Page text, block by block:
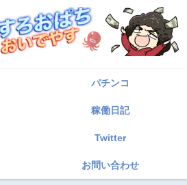
パチンコ
稼働日記
Twitter
お問い合わせ